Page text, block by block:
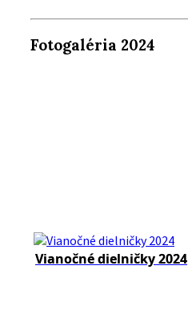
Fotogaléria 2024
Vianočné dielničky 2024